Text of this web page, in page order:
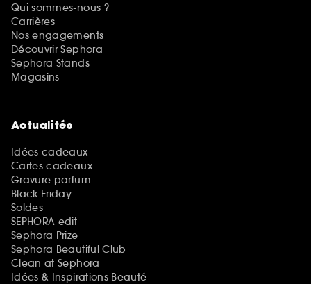
Qui sommes-nous ?
Carrières
Nos engagements
Découvrir Sephora
Sephora Stands
Magasins
Actualités
Idées cadeaux
Cartes cadeaux
Gravure parfum
Black Friday
Soldes
SEPHORA edit
Sephora Prize
Sephora Beautiful Club
Clean at Sephora
Idées & Inspirations Beauté